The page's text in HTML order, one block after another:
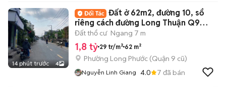
14 phút trước 4
Đất ở 62m2, đường 10, sổ
riêng cách đường Long Thuận Q9
khoảng 100m
Đất thổ cư Ngang 7 m
1,8 tỷ 29 tr/m² 62 m²
Phường Long Phước (Quận 9 cũ)
Nguyễn Linh Giang 4.0 7 đã bán